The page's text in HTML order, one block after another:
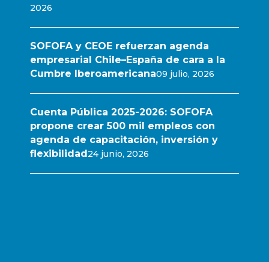
2026
SOFOFA y CEOE refuerzan agenda
empresarial Chile–España de cara a la
Cumbre Iberoamericana09 julio, 2026
Cuenta Pública 2025-2026: SOFOFA
propone crear 500 mil empleos con
agenda de capacitación, inversión y
flexibilidad24 junio, 2026